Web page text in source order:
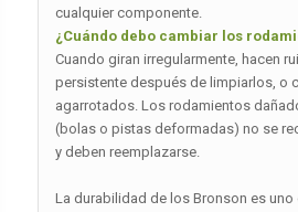
cualquier componente.
¿Cuándo debo cambiar los
Cuando giran irregularmente, hacen
persistente después de limpiarlos, o
agarrotados. Los rodamientos
(bolas o pistas deformadas) no se
y deben reemplazarse.
La durabilidad de los Bronson es